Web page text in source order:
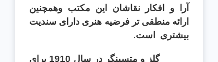
آرا و افکار نقاشان اين مکتب وهمچنين
ارائه منطقی تر فرضيه هنری دارای سنديت
بيشتری
است.
گلز و متسينگر در سال 1910 برای